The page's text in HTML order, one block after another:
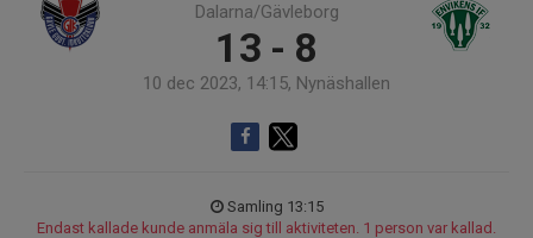
Dalarna/Gävleborg
13 - 8
10 dec 2023, 14:15, Nynäshallen
Samling 13:15
Endast kallade kunde anmäla sig till aktiviteten. 1 person var kallad.